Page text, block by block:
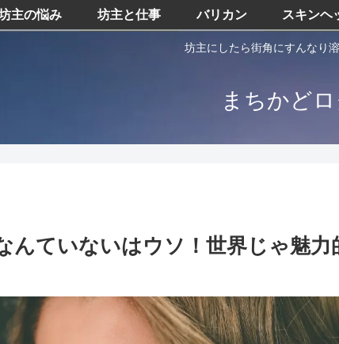
坊主にしたら街角にすんなり
まちかど
主の悩み 坊主と仕事 バリカン スキンヘ
んていないはウソ！世界じゃ魅力